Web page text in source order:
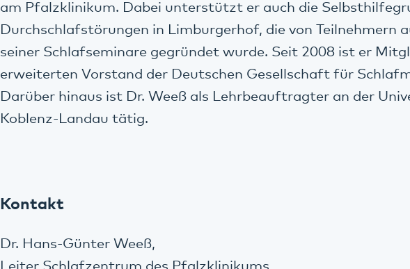
am Pfalzklinikum. Dabei unterstützt er auch die
Durchschlafstörungen in Limburgerhof, die von Teilnehmern
seiner Schlafseminare gegründet wurde. Seit 2008 ist er
erweiterten Vorstand der Deutschen Gesellschaft für
Darüber hinaus ist Dr. Weeß als Lehrbeauftragter an der
Koblenz-Landau tätig.
Kontakt
Dr. Hans-Günter Weeß,
Leiter Schlafzentrum des Pfalzklinikums